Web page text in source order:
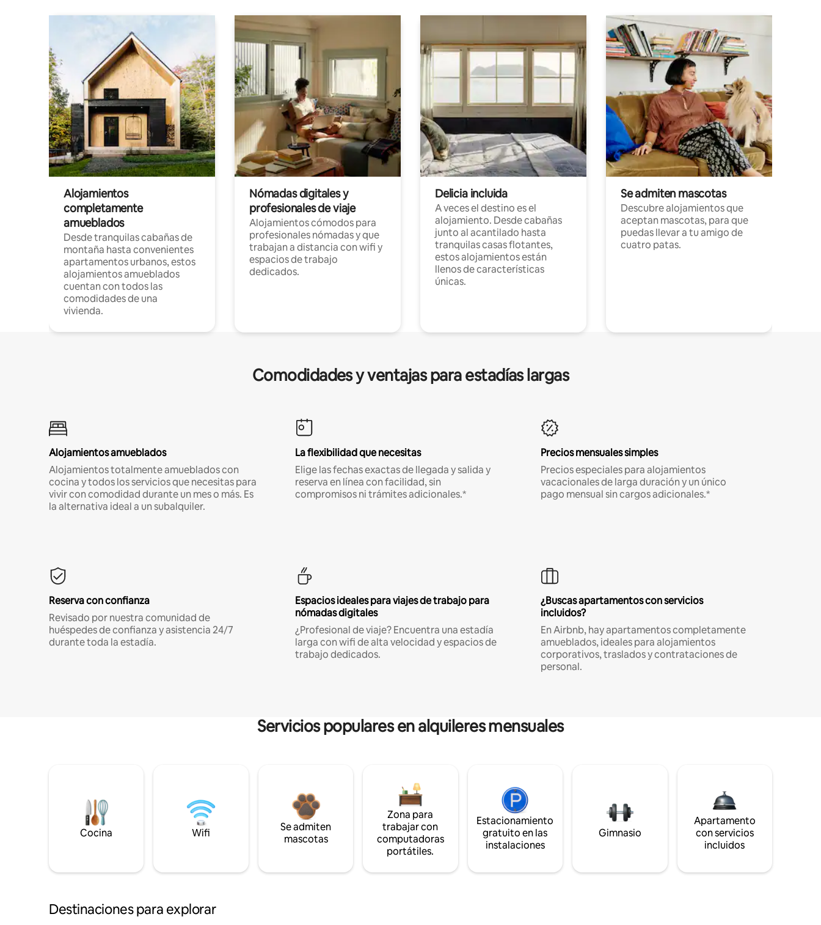
Alojamientos
completamente
amueblados
Desde tranquilas cabañas de
montaña hasta convenientes
apartamentos urbanos, estos
alojamientos amueblados
cuentan con todos las
comodidades de una
vivienda.
Nómadas digitales y
profesionales de viaje
Alojamientos cómodos para
profesionales nómadas y que
trabajan a distancia con wifi y
espacios de trabajo
dedicados.
Delicia incluida
A veces el destino es el
alojamiento. Desde cabañas
junto al acantilado hasta
tranquilas casas flotantes,
estos alojamientos están
llenos de características
únicas.
Se admiten mascotas
Descubre alojamientos que
aceptan mascotas, para que
puedas llevar a tu amigo de
cuatro patas.
Comodidades y ventajas para estadías largas
Alojamientos amueblados
Alojamientos totalmente amueblados con
cocina y todos los servicios que necesitas para
vivir con comodidad durante un mes o más. Es
la alternativa ideal a un subalquiler.
La flexibilidad que necesitas
Elige las fechas exactas de llegada y salida y
reserva en línea con facilidad, sin
compromisos ni trámites adicionales.*
Precios mensuales simples
Precios especiales para alojamientos
vacacionales de larga duración y un único
pago mensual sin cargos adicionales.*
Reserva con confianza
Revisado por nuestra comunidad de
huéspedes de confianza y asistencia 24/7
durante toda la estadía.
Espacios ideales para viajes de trabajo para
nómadas digitales
¿Profesional de viaje? Encuentra una estadía
larga con wifi de alta velocidad y espacios de
trabajo dedicados.
¿Buscas apartamentos con servicios
incluidos?
En Airbnb, hay apartamentos completamente
amueblados, ideales para alojamientos
corporativos, traslados y contrataciones de
personal.
Servicios populares en alquileres mensuales
Cocina Wifi
Se admiten
mascotas
Zona para
trabajar con
computadoras
portátiles.
Estacionamiento
gratuito en las
instalaciones
Gimnasio
Apartamento
con servicios
incluidos
Destinaciones para explorar